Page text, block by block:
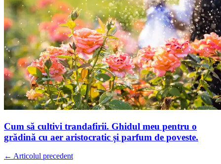
Cum să cultivi trandafirii. Ghidul meu pentru o
grădină cu aer aristocratic și parfum de poveste.
← Articolul precedent